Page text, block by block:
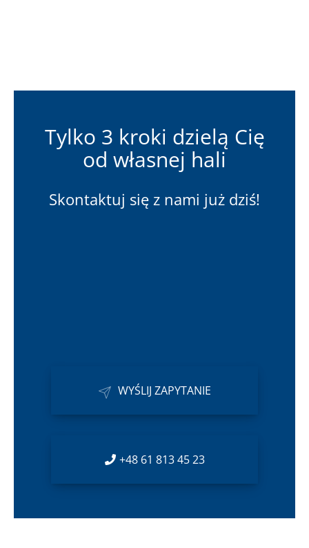
Tylko 3 kroki dzielą Cię
od własnej hali
Skontaktuj się z nami już dziś!
WYŚLIJ ZAPYTANIE
+48 61 813 45 23